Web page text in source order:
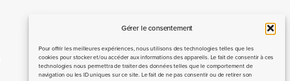
Gérer le consentement
Pour offrir les meilleures expériences, nous utilisons des technologies telles que les
cookies pour stocker et/ou accéder aux informations des appareils. Le fait de consentir à ces
technologies nous permettra de traiter des données telles que le comportement de
navigation ou les ID uniques sur ce site. Le fait de ne pas consentir ou de retirer son
Nous contacter